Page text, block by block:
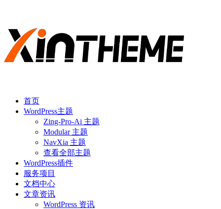
首页
WordPress主题
Zing-Pro-Ai 主题
Modular 主题
NavXia 主题
查看全部主题
WordPress插件
服务项目
文档中心
文章资讯
WordPress 资讯